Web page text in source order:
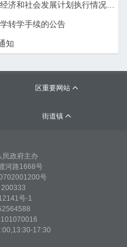
转学手续的公告
知
区重要网站 
街道镇 
民政府主办
河路1668号
号
200333
号-1
17:30